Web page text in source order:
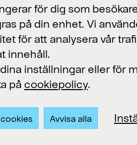
85 Insjön
contact@clasohlson.se
444 00
för dig som
på din enhet. Vi
för att analysera vår
innehåll.
inställningar eller för
på cookiepolicy.
Avvisa alla